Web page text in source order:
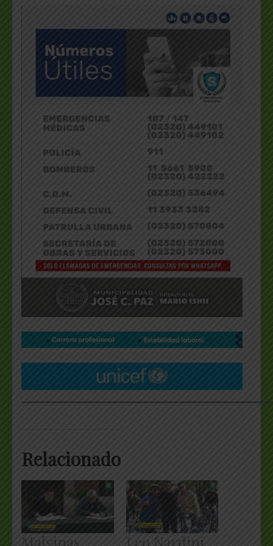
Relacionado
Malvinas Leo Nardini